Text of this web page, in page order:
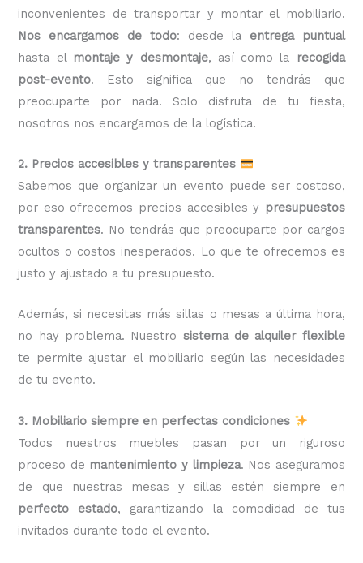
inconvenientes de transportar y montar el mobiliario.
Nos encargamos de todo: desde la entrega puntual
hasta el montaje y desmontaje, así como la
recogida
post-evento. Esto significa que no tendrás que
preocuparte por nada. Solo disfruta de tu fiesta,
nosotros nos encargamos de la logística.
2. Precios accesibles y transparentes
Sabemos que organizar un evento puede ser costoso,
por eso ofrecemos precios accesibles y presupuestos
transparentes. No tendrás que preocuparte por cargos
ocultos o costos inesperados. Lo que te ofrecemos es
justo y ajustado a tu presupuesto.
Además, si necesitas más sillas o mesas a última hora,
no hay problema. Nuestro sistema de alquiler flexible
te permite ajustar el mobiliario según las necesidades
de tu evento.
3. Mobiliario siempre en perfectas condiciones
Todos nuestros muebles pasan por un riguroso
proceso de mantenimiento y limpieza. Nos aseguramos
de que nuestras mesas y sillas estén siempre en
perfecto estado, garantizando la comodidad de tus
invitados durante todo el evento.